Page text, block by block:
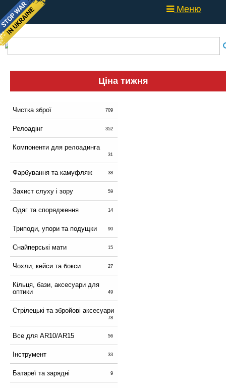
Меню
Ціна тижня
Чистка зброї 709
Релоадінг 352
Компоненти для релоадинга
31
Фарбування та камуфляж 38
Захист слуху і зору 59
Одяг та спорядження 14
Триподи, упори та подущки 90
Снайперські мати 15
Чохли, кейси та бокси 27
Кільця, бази, аксесуари для
оптики
49
Стрілецькі та збройові аксесуари
78
Все для AR10/AR15 56
Інструмент 33
Батареї та зарядні 9